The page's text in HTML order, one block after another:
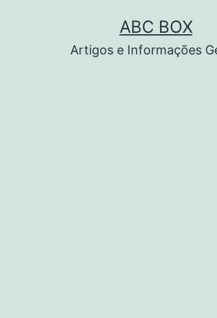
ABC BOX
Artigos e Informações